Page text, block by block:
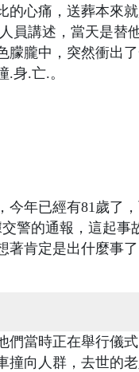
的心痛，送葬本來
員講述，當天是替
朦朧中，突然衝出
.身.亡.。
今年已經有81歲了
交警的通報，這起
著肯定是出什麼事
們當時正在舉行儀
撞向人群，去世的